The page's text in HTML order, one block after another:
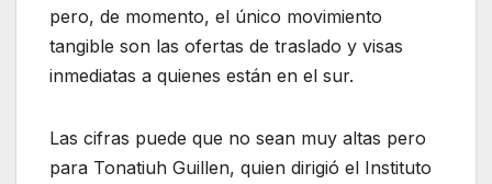
pero, de momento, el único movimiento
tangible son las ofertas de traslado y visas
inmediatas a quienes están en el sur.
Las cifras puede que no sean muy altas pero
para Tonatiuh Guillen, quien dirigió el Instituto